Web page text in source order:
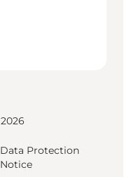
2026
Data Protection
Notice